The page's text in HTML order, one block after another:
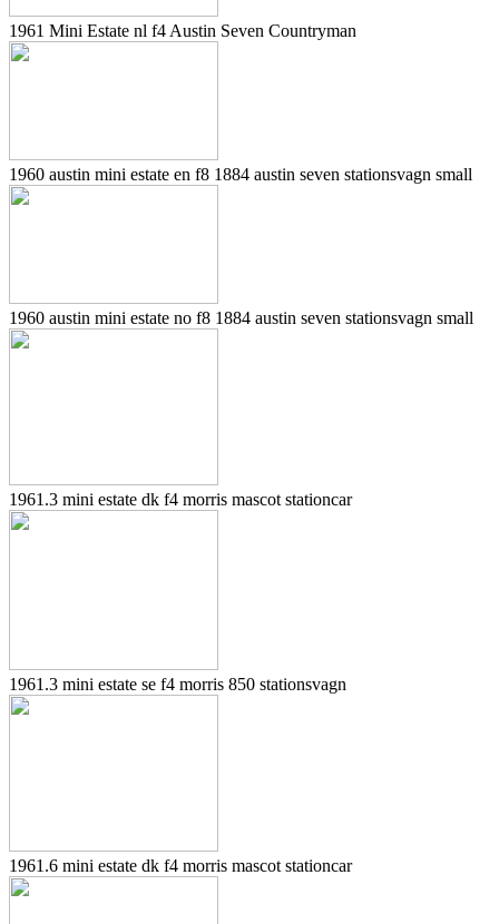
1961 Mini Estate nl f4 Austin Seven Countryman
1960 austin mini estate en f8 1884 austin seven stationsvagn small
1960 austin mini estate no f8 1884 austin seven stationsvagn small
1961.3 mini estate dk f4 morris mascot stationcar
1961.3 mini estate se f4 morris 850 stationsvagn
1961.6 mini estate dk f4 morris mascot stationcar